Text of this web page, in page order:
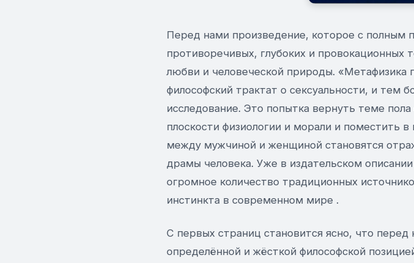
Перед нами произведение, которое с полным
противоречивых, глубоких и провокационных
любви и человеческой природы.
философский трактат о сексуальности, и тем
исследование. Это попытка вернуть теме
плоскости физиологии и морали и поместить
между мужчиной и женщиной становятся
драмы человека. Уже в издательском
огромное количество традиционных
инстинкта в современном мире .
С первых страниц становится ясно, что
определённой и жёсткой философской